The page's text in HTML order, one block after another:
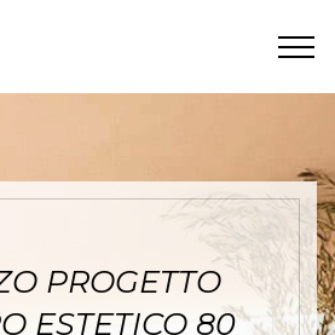
PROGETTO
ESTETICO 80